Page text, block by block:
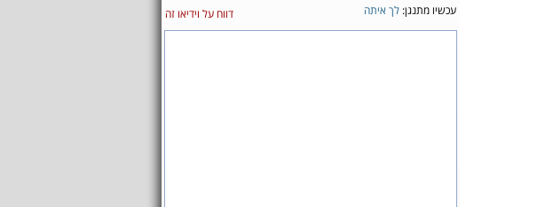
עכשיו מתנגן: לך איתה דווח על וידיאו זה